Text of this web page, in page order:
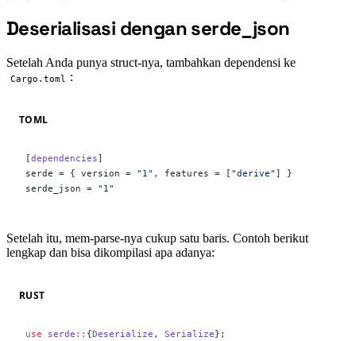
#
Deserialisasi dengan serde_json
Setelah Anda punya struct-nya, tambahkan dependensi ke
Cargo.toml :
TOML
[dependencies]
serde = { version = "1" , features = [ "derive" ] }
serde_json = "1"
Setelah itu, mem-parse-nya cukup satu baris. Contoh berikut
lengkap dan bisa dikompilasi apa adanya:
RUST
use serde :: {Deserialize , Serialize};